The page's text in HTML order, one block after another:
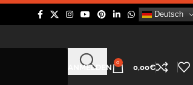
Deutsch
ANMELDEN
0
0,00€